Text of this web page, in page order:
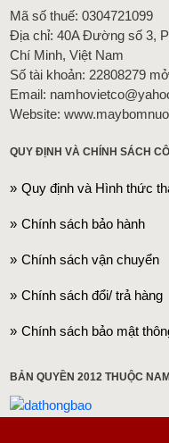
Mã số thuế: 0304721099
Địa chỉ: 40A Đường số 3,
Chí Minh, Việt Nam
Số tài khoản: 22808279
Email:
Website:
QUY ĐỊNH VÀ CHÍNH SÁCH
Quy định và Hình thức
Chính sách bảo hành
Chính sách vận chuyển
Chính sách đổi/ trả hàng
Chính sách bảo mật
BẢN QUYỀN 2012 THUỘC